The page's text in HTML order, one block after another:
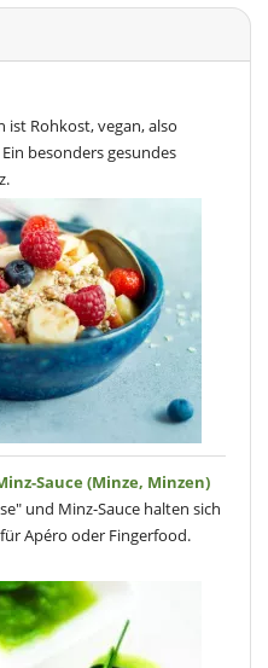
ist Rohkost, vegan, also
besonders gesundes
Sauce (Minze, Minzen)
und Minz-Sauce halten sich
Apéro oder Fingerfood.